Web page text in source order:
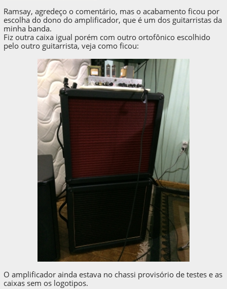
Ramsay, agredeço o comentário, mas o acabamento ficou por
escolha do dono do amplificador, que é um dos guitarristas da
minha banda.
Fiz outra caixa igual porém com outro ortofônico escolhido
pelo outro guitarrista, veja como ficou:
O amplificador ainda estava no chassi provisório de testes e as
caixas sem os logotipos.